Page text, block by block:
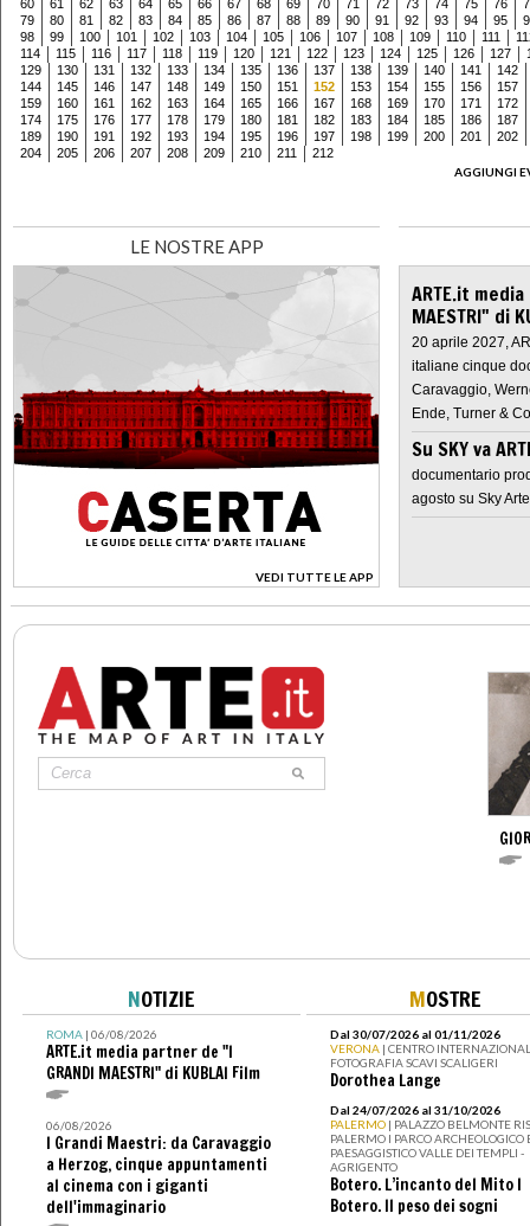
60 61 62 63 64 65 66 67 68 69 70 71 72 73 74 75 76
79
80 81 82 83 84 85 86 87 88 89 90 91 92 93 94 95
98
99 100 101 102 103 104 105 106 107 108 109 110 111
114
115 116 117 118 119 120 121 122 123 124 125 126 127
129
130 131 132 133 134 135 136 137 138 139 140 141
142
144
145 146 147 148 149 150 151 152 153 154 155 156
157
159
160 161 162 163 164 165 166 167 168 169 170 171
172
174
175 176 177 178 179 180 181 182 183 184 185 186
187
189
190 191 192 193 194 195 196 197 198 199 200 201
202
204
205 206 207 208 209 210 211
212
AGGIUNGI
LE NOSTRE APP
VEDI TUTTE LE APP
>
ARTE.it
MAESTRI" di
20 aprile 2027,
italiane cinque
Caravaggio,
Ende, Turner &
Su SKY va
documentario
agosto su Sky Arte
NOTIZIE
ROMA| 06/08/2026
ARTE.it media partner de "I
GRANDI MAESTRI" di KUBLAI Film
06/08/2026
I Grandi Maestri: da Caravaggio
a Herzog, cinque appuntamenti
al cinema con i giganti
dell'immaginario
MOSTRE
Dal 30/07/2026 al 01/11/2026
VERONA | CENTRO
FOTOGRAFIA SCAVI SCALIGERI
Dorothea Lange
Dal 24/07/2026 al 31/10/2026
PALERMO | PALAZZO BELMONTE
PALERMO I PARCO ARCHEOLOGICO
PAESAGGISTICO VALLE DEI TEMPLI -
AGRIGENTO
Botero. L’incanto del Mito I
Botero. Il peso dei sogni